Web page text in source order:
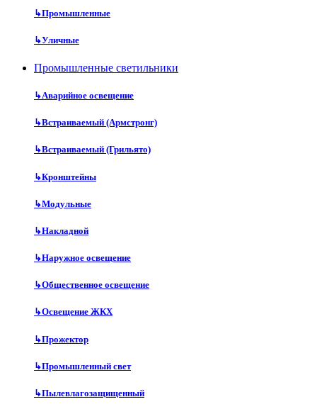
↳Промышленные
↳Уличные
Промышленные светильники
↳Аварийное освещение
↳Встраиваемый (Армстронг)
↳Встраиваемый (Грильято)
↳Кронштейны
↳Модульные
↳Накладной
↳Наружное освещение
↳Общественное освещение
↳Освещение ЖКХ
↳Прожектор
↳Промышленный свет
↳Пылевлагозащищенный